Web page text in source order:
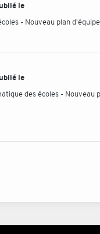
le
- Nouveau plan
le
des écoles -